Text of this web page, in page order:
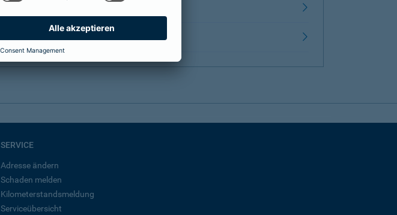
SERVICE
Adresse ändern
Schaden melden
Kilometerstandsmeldung
Serviceübersicht